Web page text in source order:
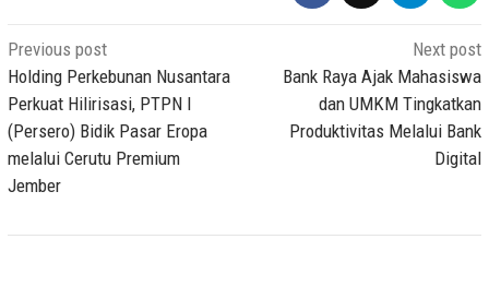
Post
navigation
Previous post
Holding Perkebunan Nusantara
Perkuat Hilirisasi, PTPN I
(Persero) Bidik Pasar Eropa
melalui Cerutu Premium
Jember
Next post
Bank Raya Ajak Mahasiswa
dan UMKM Tingkatkan
Produktivitas Melalui Bank
Digital